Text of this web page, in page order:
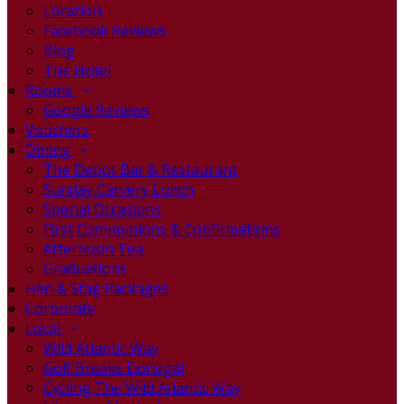
Location
Facebook Reviews
Blog
The Hotel
Rooms
Google Reviews
Vouchers
Dining
The Depot Bar & Restaurant
Sunday Carvery Lunch
Special Occasions
First Communions & Confirmations
Afternoon Tea
Graduations
Hen & Stag Packages
Corporate
Local
Wild Atlantic Way
Golf Breaks Donegal
Cycling The Wild Atlantic Way